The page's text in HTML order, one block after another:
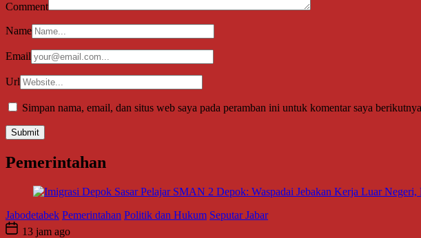
Comment
Name
Email
Url
Simpan nama, email, dan situs web saya pada peramban ini untuk komentar saya
Pemerintahan
Jabodetabek Pemerintahan Politik dan Hukum Seputar Jabar
13 jam ago